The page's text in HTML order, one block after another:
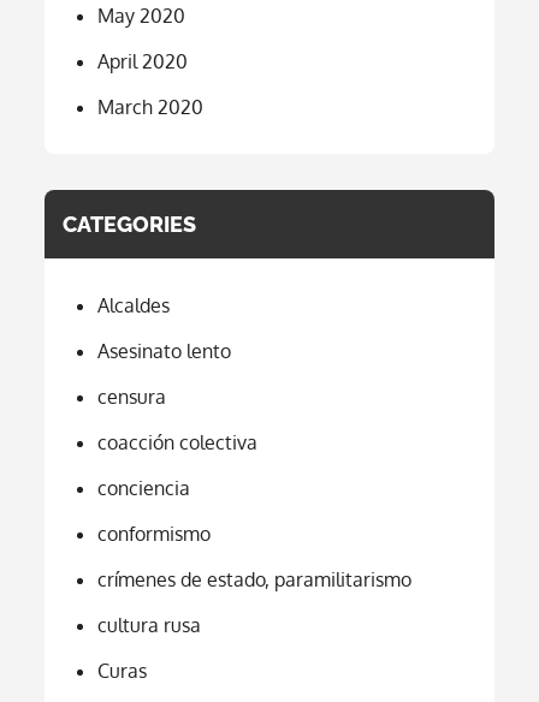
May 2020
April 2020
March 2020
CATEGORIES
Alcaldes
Asesinato lento
censura
coacción colectiva
conciencia
conformismo
crímenes de estado, paramilitarismo
cultura rusa
Curas